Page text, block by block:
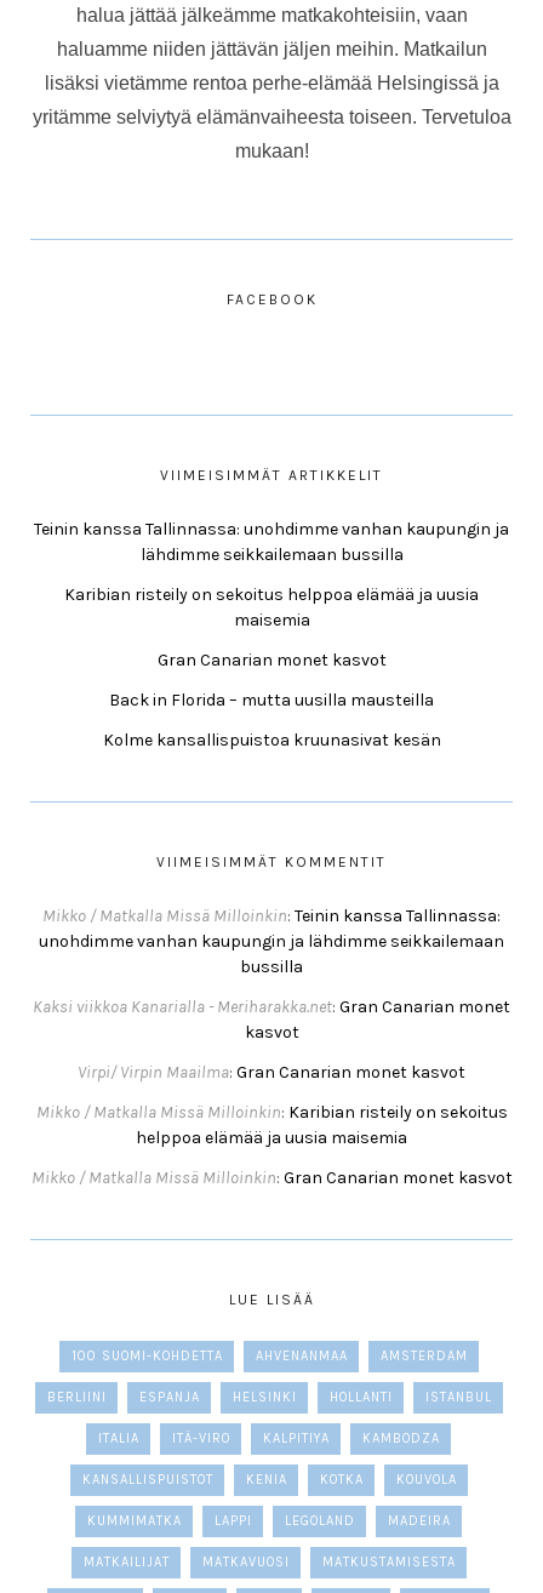
halua jättää jälkeämme matkakohteisiin, vaan
haluamme niiden jättävän jäljen meihin. Matkailun
lisäksi vietämme rentoa perhe-elämää Helsingissä ja
yritämme selviytyä elämänvaiheesta toiseen. Tervetuloa
mukaan!
FACEBOOK
VIIMEISIMMÄT ARTIKKELIT
Teinin kanssa Tallinnassa: unohdimme vanhan kaupungin ja
lähdimme seikkailemaan bussilla
Karibian risteily on sekoitus helppoa elämää ja uusia
maisemia
Gran Canarian monet kasvot
Back in Florida – mutta uusilla mausteilla
Kolme kansallispuistoa kruunasivat kesän
VIIMEISIMMÄT KOMMENTIT
Mikko / Matkalla Missä Milloinkin: Teinin kanssa Tallinnassa:
unohdimme vanhan kaupungin ja lähdimme seikkailemaan
bussilla
Kaksi viikkoa Kanarialla - Meriharakka.net: Gran Canarian monet
kasvot
Virpi/ Virpin Maailma: Gran Canarian monet kasvot
Mikko / Matkalla Missä Milloinkin: Karibian risteily on sekoitus
helppoa elämää ja uusia maisemia
Mikko / Matkalla Missä Milloinkin: Gran Canarian monet kasvot
LUE LISÄÄ
100 SUOMI-KOHDETTA AHVENANMAA AMSTERDAM
BERLIINI ESPANJA HELSINKI HOLLANTI ISTANBUL
ITALIA ITÄ-VIRO KALPITIYA KAMBODZA
KANSALLISPUISTOT KENIA KOTKA KOUVOLA
KUMMIMATKA LAPPI LEGOLAND MADEIRA
MATKAILIJAT MATKAVUOSI MATKUSTAMISESTA